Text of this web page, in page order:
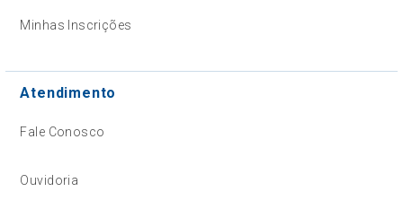
Minhas Inscrições
Atendimento
Fale Conosco
Ouvidoria